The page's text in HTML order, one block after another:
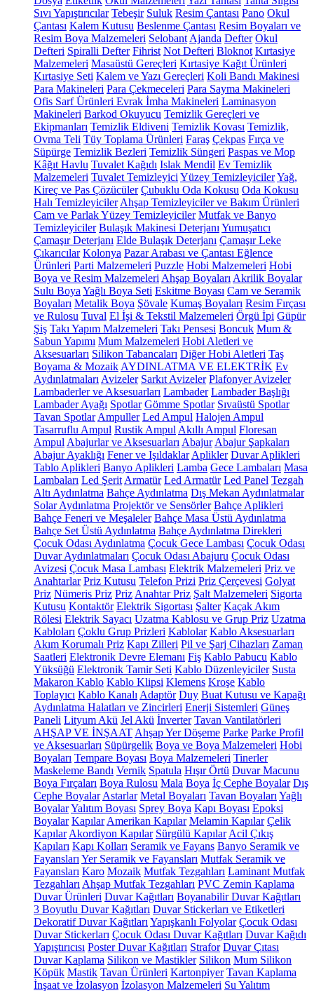
Sıvı Yapıştırıcılar Tebeşir Suluk Resim Çantası Pano Okul
Çantası Kalem Kutusu Beslenme Çantası Resim Boyaları ve
Resim Boya Malzemeleri Selobant Ajanda Defter Okul
Defteri Spiralli Defter Fihrist Not Defteri Bloknot Kırtasiye
Malzemeleri Masaüstü Gereçleri Kırtasiye Kağıt Ürünleri
Kırtasiye Seti Kalem ve Yazı Gereçleri Koli Bandı Makinesi
Para Makineleri Para Çekmeceleri Para Sayma Makineleri
Ofis Sarf Ürünleri Evrak İmha Makineleri Laminasyon
Makineleri Barkod Okuyucu Temizlik Gereçleri ve
Ekipmanları Temizlik Eldiveni Temizlik Kovası Temizlik,
Ovma Teli Tüy Toplama Ürünleri Faraş Çekpas Fırça ve
Süpürge Temizlik Bezleri Temizlik Süngeri Paspas ve Mop
Kâğıt Havlu Tuvalet Kağıdı Islak Mendil Ev Temizlik
Malzemeleri Tuvalet Temizleyici Yüzey TemizleyicilerYağ,
Kireç ve Pas Çözücüler Çubuklu Oda Kokusu Oda Kokusu
Halı Temizleyiciler Ahşap Temizleyiciler ve Bakım Ürünleri
Cam ve Parlak Yüzey Temizleyiciler Mutfak ve Banyo
Temizleyiciler Bulaşık Makinesi Deterjanı Yumuşatıcı
Çamaşır Deterjanı Elde Bulaşık Deterjanı Çamaşır Leke
Çıkarıcılar Kolonya Pazar Arabası ve Çantası Eğlence
Ürünleri Parti Malzemeleri Puzzle Hobi Malzemeleri Hobi
Boya ve Resim Malzemeleri Ahşap Boyaları Akrilik Boyalar
Sulu Boya Yağlı Boya Seti Eskitme Boyası Cam ve Seramik
Boyaları Metalik Boya Şövale Kumaş Boyaları Resim Fırçası
ve Rulosu Tuval El İşi & Tekstil Malzemeleri Örgü İpi Güpür
Şiş Takı Yapım Malzemeleri Takı Pensesi Boncuk Mum &
Sabun Yapımı Mum Malzemeleri Hobi Aletleri ve
Aksesuarları Silikon Tabancaları Diğer Hobi Aletleri Taş
Boyama & Mozaik AYDINLATMA VE ELEKTRİK Ev
Aydınlatmaları Avizeler Sarkıt Avizeler Plafonyer Avizeler
Lambaderler ve Aksesuarları Lambader Lambader Başlığı
Lambader Ayağı Spotlar Gömme Spotlar Sıvaüstü Spotlar
Tavan Spotlar Ampuller Led Ampul Halojen Ampul
Tasarruflu Ampul Rustik Ampul Akıllı Ampul Floresan
Ampul Abajurlar ve Aksesuarları Abajur Abajur Şapkaları
Abajur Ayaklığı Fener ve Işıldaklar Aplikler Duvar Aplikleri
Tablo Aplikleri Banyo Aplikleri Lamba Gece Lambaları Masa
Lambaları Led Şerit Armatür Led Armatür Led Panel Tezgah
Altı Aydınlatma Bahçe Aydınlatma Dış Mekan Aydınlatmalar
Solar Aydınlatma Projektör ve Sensörler Bahçe Aplikleri
Bahçe Feneri ve Meşaleler Bahçe Masa Üstü Aydınlatma
Bahçe Set Üstü Aydınlatma Bahçe Aydınlatma Direkleri
Çocuk Odası Aydınlatma Çocuk Gece Lambası Çocuk Odası
Duvar Aydınlatmaları Çocuk Odası Abajuru Çocuk Odası
Avizesi Çocuk Masa Lambası Elektrik Malzemeleri Priz ve
Anahtarlar Priz Kutusu Telefon Prizi Priz Çerçevesi Golyat
Priz Nümeris Priz Priz Anahtar Priz Şalt Malzemeleri Sigorta
Kutusu Kontaktör Elektrik Sigortası Şalter Kaçak Akım
Rölesi Elektrik Sayacı Uzatma Kablosu ve Grup Priz Uzatma
Kabloları Çoklu Grup Prizleri Kablolar Kablo Aksesuarları
Akım Korumalı Priz Kapı Zilleri Pil ve Şarj Cihazları Zaman
Saatleri Elektronik Devre Elemanı Fiş Kablo Pabucu Kablo
Yüksüğü Elektronik Tamir Seti Kablo Düzenleyiciler Susta
Makaron Kablo Kablo Klipsi Klemens Kroşe Kablo
Toplayıcı Kablo Kanalı Adaptör Duy Buat Kutusu ve Kapağı
Aydınlatma Halatları ve Zincirleri Enerji Sistemleri Güneş
Paneli Lityum Akü Jel Akü İnverter Tavan Vantilatörleri
AHŞAP VE İNŞAAT Ahşap Yer Döşeme Parke Parke Profil
ve Aksesuarları Süpürgelik Boya ve Boya Malzemeleri Hobi
Boyaları Tempare Boyası Boya Malzemeleri Tinerler
Maskeleme Bandı Vernik Spatula Hışır Örtü Duvar Macunu
Boya Fırçaları Boya Rulosu Mala Boya İç Cephe Boyalar Dış
Cephe Boyalar Astarlar Metal Boyaları Tavan Boyaları Yağlı
BoyalarYalıtım Boyası Sprey Boya Kapı Boyası Epoksi
Boyalar Kapılar Amerikan Kapılar Melamin Kapılar Çelik
Kapılar Akordiyon Kapılar Sürgülü Kapılar Acil Çıkış
Kapıları Kapı Kolları Seramik ve Fayans Banyo Seramik ve
Fayansları Yer Seramik ve Fayansları Mutfak Seramik ve
Fayansları Karo Mozaik Mutfak Tezgahları Laminant Mutfak
Tezgahları Ahşap Mutfak Tezgahları PVC Zemin Kaplama
Duvar Ürünleri Duvar Kağıtları Boyanabilir Duvar Kağıtları
3 Boyutlu Duvar Kağıtları Duvar Stickerları ve Etiketleri
Dekoratif Duvar Kağıtları Yapışkanlı Folyolar Çocuk Odası
Duvar Stickerları Çocuk Odası Duvar Kağıtları Duvar Kağıdı
Yapıştırıcısı Poster Duvar Kağıtları Strafor Duvar Çıtası
Duvar Kaplama Silikon ve Mastikler Silikon Mum Silikon
Köpük Mastik Tavan Ürünleri Kartonpiyer Tavan Kaplama
İnşaat ve İzolasyon İzolasyon Malzemeleri Su Yalıtım